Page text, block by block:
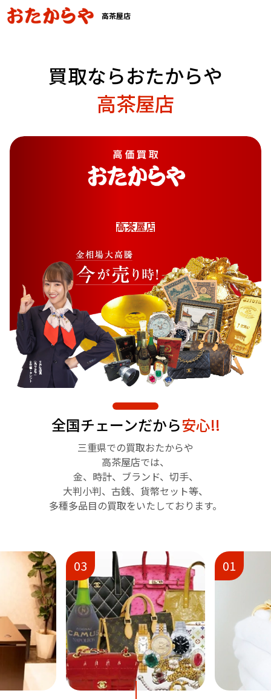
高茶屋店
買取ならおたからや
高茶屋店
高茶屋店
全国チェーンだから安心!!
三重県での買取おたからや
高茶屋店では、
金、時計、ブランド、切手、
大判小判、古銭、貨幣セット等、
多種多品目の買取をいたしております。
01 02